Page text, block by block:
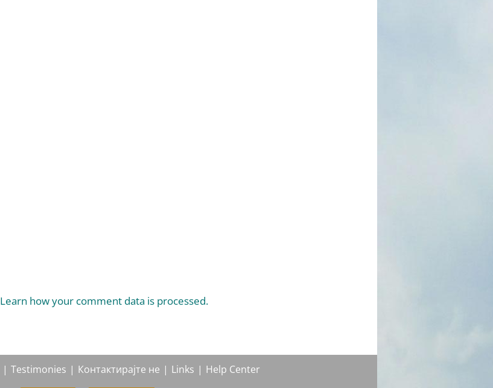
Learn how your comment data is processed.
Testimonies Контактирајте не Links Help Center